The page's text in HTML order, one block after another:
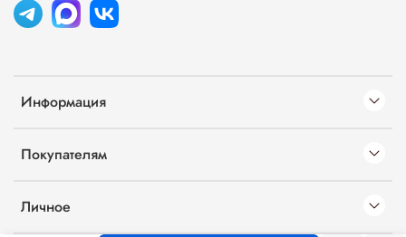
Информация
Покупателям
Личное